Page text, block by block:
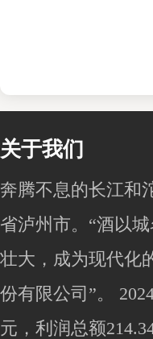
关于我们
奔腾不息的长江
省泸州市。“酒以
壮大，成为现代化
份有限公司”。
元，利润总额